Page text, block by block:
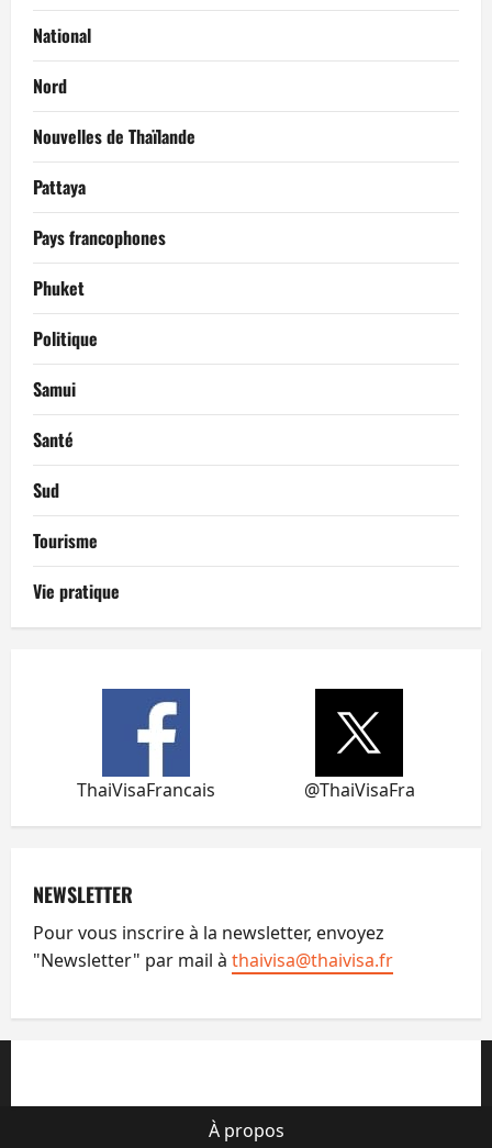
National
Nord
Nouvelles de Thaïlande
Pattaya
Pays francophones
Phuket
Politique
Samui
Santé
Sud
Tourisme
Vie pratique
ThaiVisaFrancais @ThaiVisaFra
NEWSLETTER
Pour vous inscrire à la newsletter, envoyez
"Newsletter" par mail à thaivisa@thaivisa.fr
À propos